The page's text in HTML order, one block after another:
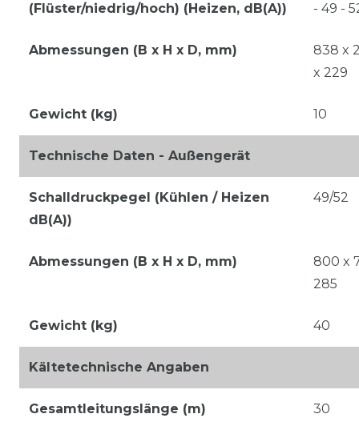
(Flüster/niedrig/hoch) (Heizen, dB(A))
- 49 -
Abmessungen (B x H x D, mm)
838 x
x 229
Gewicht (kg) 10
Technische Daten - Außengerät
Schalldruckpegel (Kühlen / Heizen
dB(A))
49/52
Abmessungen (B x H x D, mm)
800 x
285
Gewicht (kg) 40
Kältetechnische Angaben
Gesamtleitungslänge (m) 30